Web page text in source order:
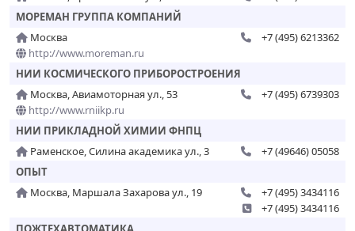
МОРЕМАН ГРУППА КОМПАНИЙ
Москва
http://www.moreman.ru
+7 (495) 6213362
НИИ КОСМИЧЕСКОГО ПРИБОРОСТРОЕНИЯ
Москва, Авиамоторная ул., 53
http://www.rniikp.ru
+7 (495) 6739303
НИИ ПРИКЛАДНОЙ ХИМИИ ФНПЦ
Раменское, Силина академика ул., 3
+7 (49646) 05058
ОПЫТ
Москва, Маршала Захарова ул., 19
+7 (495) 3434116
+7 (495) 3434116